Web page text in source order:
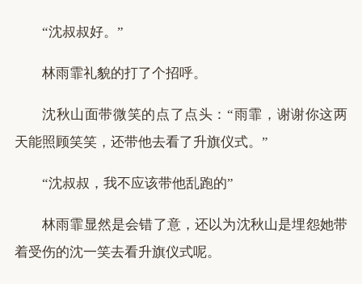
“沈叔叔好。”
林雨霏礼貌的打了个招呼。
沈秋山面带微笑的点了点头：“雨霏，谢谢你这两
天能照顾笑笑，还带他去看了升旗仪式。”
“沈叔叔，我不应该带他乱跑的”
林雨霏显然是会错了意，还以为沈秋山是埋怨她带
着受伤的沈一笑去看升旗仪式呢。